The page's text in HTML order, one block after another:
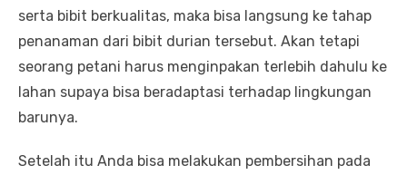
serta bibit berkualitas, maka bisa langsung ke tahap
penanaman dari bibit durian tersebut. Akan tetapi
seorang petani harus menginpakan terlebih dahulu ke
lahan supaya bisa beradaptasi terhadap lingkungan
barunya.
Setelah itu Anda bisa melakukan pembersihan pada